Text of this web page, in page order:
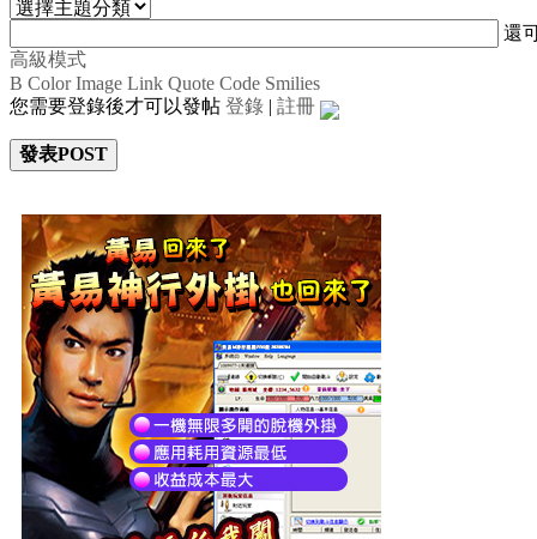
還
高級模式
B Color Image Link Quote Code Smilies
您需要登錄後才可以發帖 登錄 | 註冊
發表POST